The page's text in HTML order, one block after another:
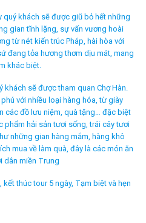
khách sẽ được giũ bỏ hết những
gian tĩnh lặng, sự vấn vương hoài
từ nét kiến trúc Pháp, hài hòa với
đang tỏa hương thơm dịu mát, mang
khác biệt.
sẽ được tham quan Chợ Hàn.
với nhiều loại hàng hóa, từ giày
các đồ lưu niệm, quà tặng… đặc biệt
phẩm hải sản tươi sống, trái cây tươi
những gian hàng mắm, hàng khô
mua về làm quà, đây là các món ăn
dân miền Trung
thúc tour 5 ngày, Tạm biệt và hẹn